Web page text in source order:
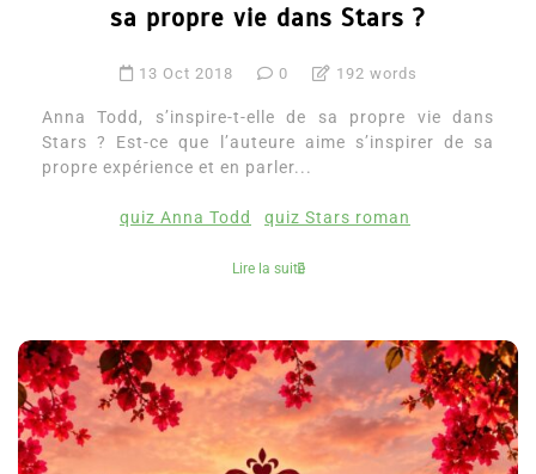
sa propre vie dans Stars ?
13 Oct 2018 0 192 words
Anna Todd, s’inspire-t-elle de sa propre vie dans
Stars ? Est-ce que l’auteure aime s’inspirer de sa
propre expérience et en parler...
quiz Anna Todd quiz Stars roman
Lire la suite